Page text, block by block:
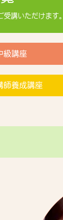
講いただけます。
級講座
師養成講座